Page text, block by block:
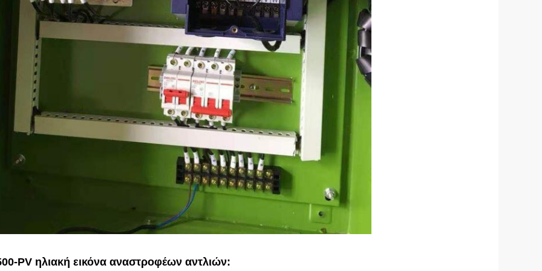
PV ηλιακή εικόνα αναστροφέων αντλιών: